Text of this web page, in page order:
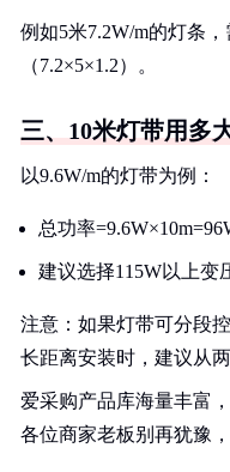
例如5米7.2W/m的灯条
（7.2×5×1.2）。
三、10米灯带用多
以9.6W/m的灯带为例：
总功率
建议选择115W以上变
注意：如果灯带可分段
长距离安装时，建议从
爱采购产品库海量丰富
各位商家老板别再犹豫